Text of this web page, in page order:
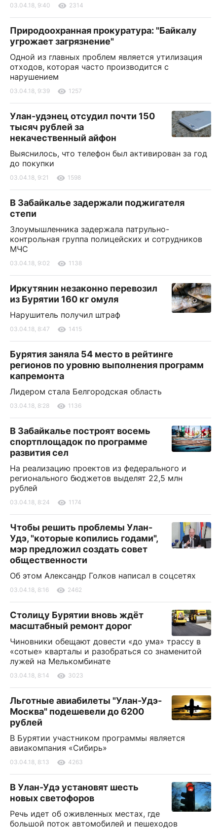
03.04.18, 9:40 2314
Природоохранная прокуратура: "Байкалу
угрожает загрязнение"
Одной из главных проблем является утилизация
отходов, которая часто производится с
нарушением
03.04.18, 9:39 1257
Улан-удэнец отсудил почти 150
тысяч рублей за
некачественный айфон
Выяснилось, что телефон был активирован за год
до покупки
03.04.18, 9:21 1598
В Забайкалье задержали поджигателя
степи
Злоумышленника задержала патрульно-
контрольная группа полицейских и сотрудников
МЧС
03.04.18, 9:02 1138
Иркутянин незаконно перевозил
из Бурятии 160 кг омуля
Нарушитель получил штраф
03.04.18, 8:47 1415
Бурятия заняла 54 место в рейтинге
регионов по уровню выполнения программ
капремонта
Лидером стала Белгородская область
03.04.18, 8:28 1136
В Забайкалье построят восемь
спортплощадок по программе
развития сел
На реализацию проектов из федерального и
регионального бюджетов выделят 22,5 млн
рублей
03.04.18, 8:24 1174
Чтобы решить проблемы Улан-
Удэ, "которые копились годами",
мэр предложил создать совет
общественности
Об этом Александр Голков написал в соцсетях
03.04.18, 8:16 2462
Столицу Бурятии вновь ждёт
масштабный ремонт дорог
Чиновники обещают довести «до ума» трассу в
«сотые» кварталы и разобраться со знаменитой
лужей на Мелькомбинате
03.04.18, 8:14 3023
Льготные авиабилеты "Улан-Удэ-
Москва" подешевели до 6200
рублей
В Бурятии участником программы является
авиакомпания «Сибирь»
03.04.18, 8:13 4263
В Улан-Удэ установят шесть
новых светофоров
Речь идет об оживленных местах, где
большой поток автомобилей и пешеходов